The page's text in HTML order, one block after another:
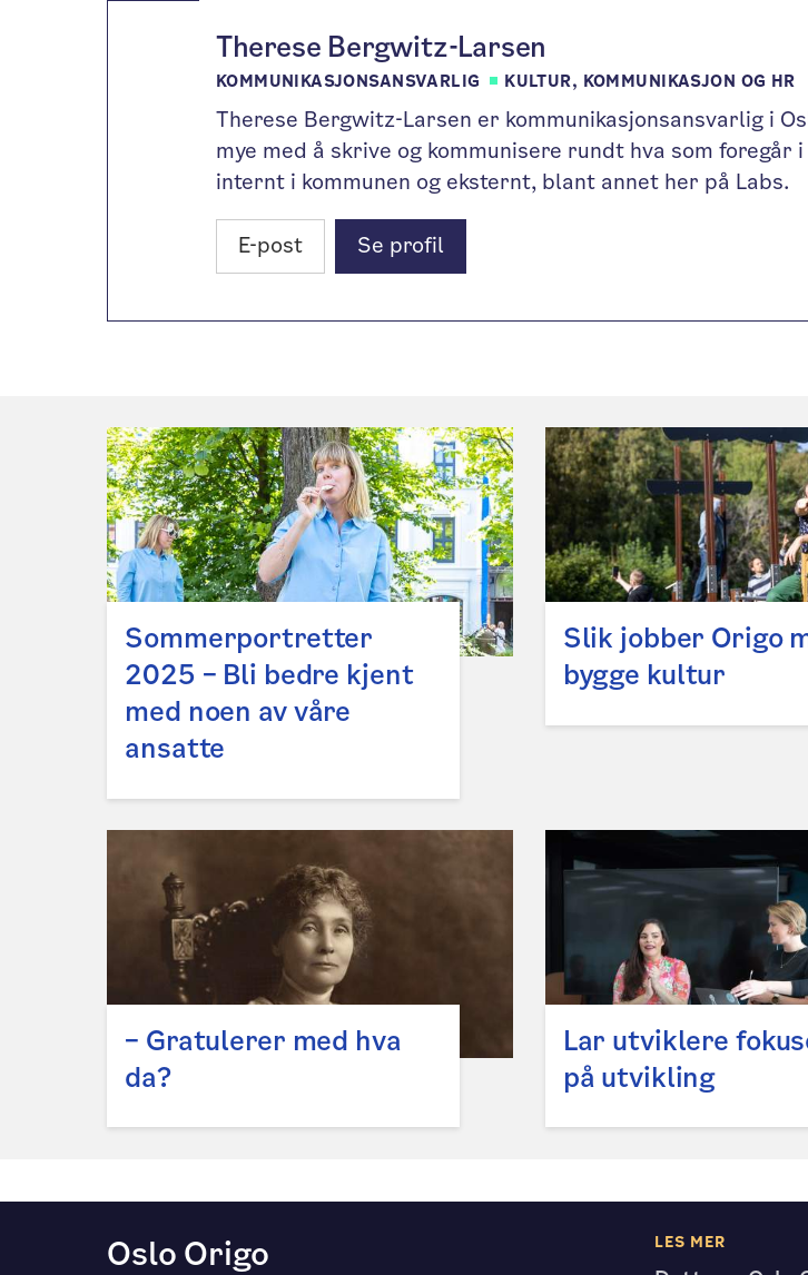
Therese Bergwitz-Larsen
KOMMUNIKASJONSANSVARLIG KULTUR, KOMMUNIKASJON OG HR
Therese Bergwitz-Larsen er kommunikasjonsansvarlig i
mye med å skrive og kommunisere rundt hva som foregår
internt i kommunen og eksternt, blant annet her på Labs.
E-post Se profil
Sommerportretter
2025 – Bli bedre kjent
med noen av våre
ansatte
Slik jobber Origo
bygge kultur
– Gratulerer med hva
da?
Lar utviklere
på utvikling
Oslo Origo LES MER